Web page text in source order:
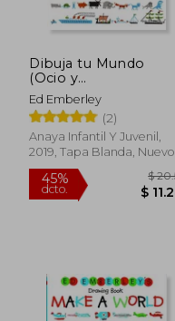
Dibuja tu Mundo
(Ocio y
Conocimientos -
Juegos y
Pasatiempos)
Ed Emberley
(2)
Anaya Infantil Y Juvenil,
2019, Tapa Blanda, Nuevo